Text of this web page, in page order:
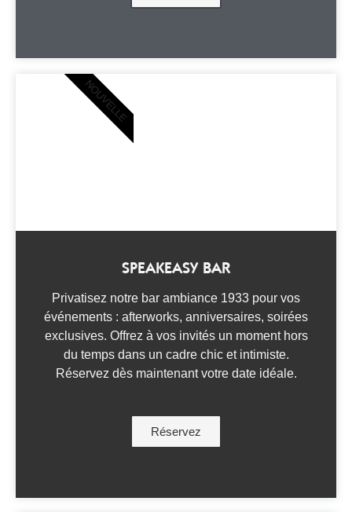
SPEAKEASY BAR
Privatisez notre bar ambiance 1933 pour vos
événements : afterworks, anniversaires, soirées
exclusives. Offrez à vos invités un moment hors
du temps dans un cadre chic et intimiste.
Réservez dès maintenant votre date idéale.
Réservez
NOUVELLE